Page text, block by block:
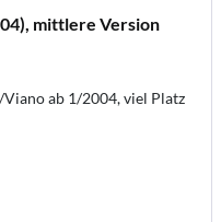
mittlere Version
ab 1/2004, viel Platz